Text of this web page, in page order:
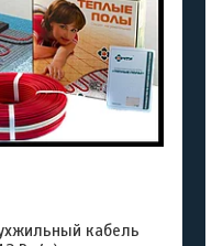
кабель